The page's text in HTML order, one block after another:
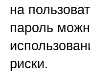
на
пароль
риски.